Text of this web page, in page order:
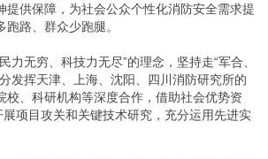
提供保障，为社会公众个性化消防安全需求提
路、群众少跑腿。
力无穷、科技力无尽”的理念，坚持走“军合、
发挥天津、上海、沈阳、四川消防研究所的
校、科研机构等深度合作，借助社会优势资
展项目攻关和关键技术研究，充分运用先进实